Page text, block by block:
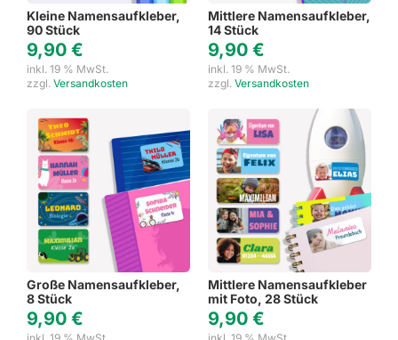
Kleine Namensaufkleber,
90 Stück
9,90 €
inkl. 19 % MwSt.
zzgl. Versandkosten
Mittlere Namensaufkleber,
14 Stück
9,90 €
inkl. 19 % MwSt.
zzgl. Versandkosten
Große Namensaufkleber,
8 Stück
9,90 €
Mittlere Namensaufkleber
mit Foto, 28 Stück
9,90 €